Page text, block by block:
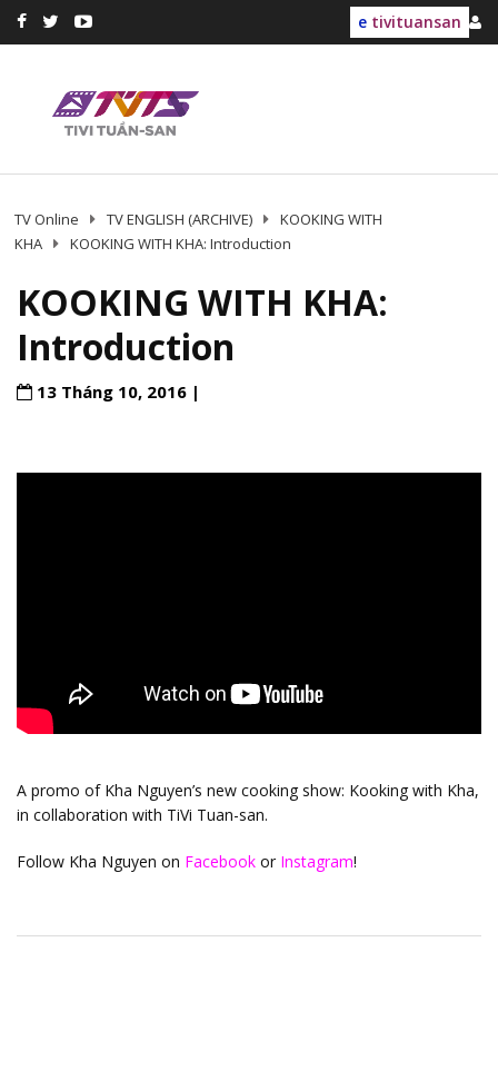
e tivituansan
TV Online TV ENGLISH (ARCHIVE)
KOOKING WITH
KHA
KOOKING WITH KHA: Introduction
KOOKING WITH KHA:
Introduction
13 Tháng 10, 2016 |
A promo of Kha Nguyen’s new cooking show: Kooking with Kha,
in collaboration with TiVi Tuan-san.
Follow Kha Nguyen on Facebook or Instagram!